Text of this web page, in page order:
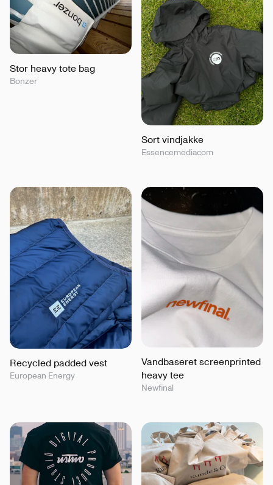
Stor heavy tote bag
Bonzer
Sort vindjakke
Essencemediacom
Recycled padded vest
European Energy
Vandbaseret screenprinted
heavy tee
Newfinal